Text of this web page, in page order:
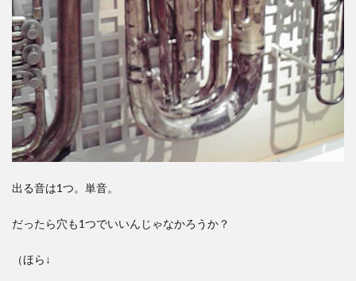
出る音は1つ。単音。
だったら穴も1つでいいんじゃなかろうか？
（ほら↓